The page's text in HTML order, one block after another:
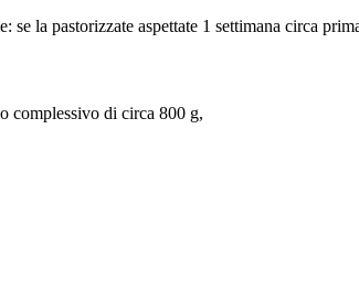
la pastorizzate aspettate 1 settimana circa
complessivo di circa 800 g,